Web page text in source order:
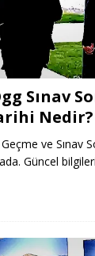
Sınav
Nedir?
ve Sınav
Güncel